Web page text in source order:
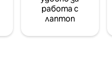
работа с
лаптоп